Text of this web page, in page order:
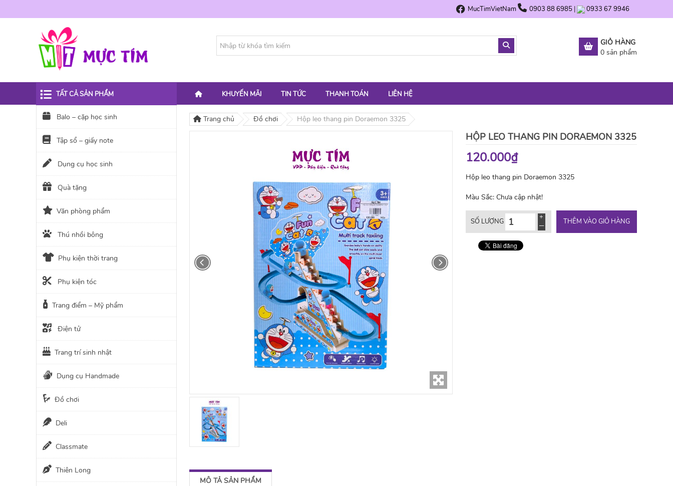
MucTimVietNam 0903 88 6985 | 0933 67 9946
GIỎ HÀNG
0 sản phẩm
KHUYẾN MÃI TIN TỨC THANH TOÁN LIÊN HỆ
Trang chủ Đồ chơi Hộp leo thang pin Doraemon 3325
HỘP LEO THANG PIN DORAEMON 3325
120.000₫
Hộp leo thang pin Doraemon 3325
Màu Sắc: Chưa cập nhật!
SỐ LƯỢNG THÊM VÀO GIỎ HÀNG
MÔ TẢ SẢN PHẨM
TẤT CẢ SẢN PHẨM
Balo – cặp học sinh
Tập sổ – giấy note
Dụng cụ học sinh
Quà tặng
Văn phòng phẩm
Thú nhồi bông
Phụ kiện thời trang
Phụ kiện tóc
Trang điểm – Mỹ phẩm
Điện tử
Trang trí sinh nhật
Dụng cụ Handmade
Đồ chơi
Deli
Classmate
Thiên Long